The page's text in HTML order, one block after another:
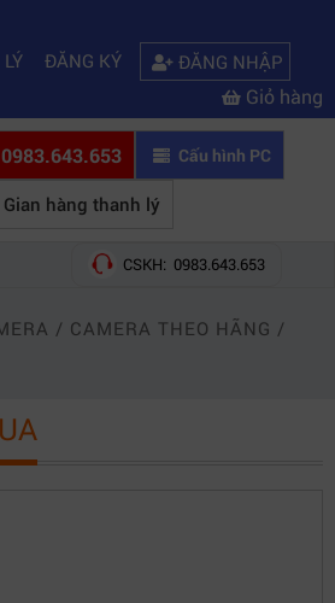
ĐĂNG KÝ ĐĂNG NHẬP
Giỏ hàng
0983.643.653 Cấu hình PC
Gian hàng thanh lý
CSKH: 0983.643.653
/ CAMERA THEO HÃNG /